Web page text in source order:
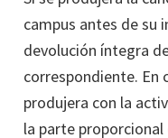
campus antes de su
devolución íntegra
correspondiente. En
produjera con la
la parte